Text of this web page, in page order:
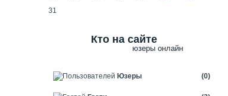
31
Кто на сайте
юзеры онлайн
Юзеры (0)